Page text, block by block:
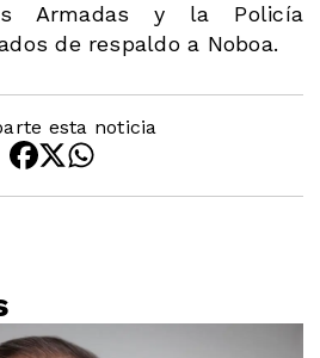
Armadas y la Policía
de respaldo a Noboa.
esta noticia